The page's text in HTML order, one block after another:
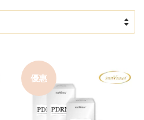
優惠